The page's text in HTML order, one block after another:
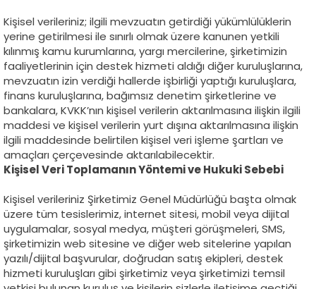
Kişisel verileriniz; ilgili mevzuatın getirdiği yükümlülüklerin
yerine getirilmesi ile sınırlı olmak üzere kanunen yetkili
kılınmış kamu kurumlarına, yargı mercilerine, şirketimizin
faaliyetlerinin için destek hizmeti aldığı diğer kuruluşlarına,
mevzuatın izin verdiği hallerde işbirliği yaptığı kuruluşlara,
finans kuruluşlarına, bağımsız denetim şirketlerine ve
bankalara, KVKK’nın kişisel verilerin aktarılmasına ilişkin ilgili
maddesi ve kişisel verilerin yurt dışına aktarılmasına ilişkin
ilgili maddesinde belirtilen kişisel veri işleme şartları ve
amaçları çerçevesinde aktarılabilecektir.
Kişisel Veri Toplamanın Yöntemi ve Hukuki Sebebi
Kişisel verileriniz Şirketimiz Genel Müdürlüğü başta olmak
üzere tüm tesislerimiz, internet sitesi, mobil veya dijital
uygulamalar, sosyal medya, müşteri görüşmeleri, SMS,
şirketimizin web sitesine ve diğer web sitelerine yapılan
yazılı/dijital başvurular, doğrudan satış ekipleri, destek
hizmeti kuruluşları gibi şirketimiz veya şirketimizi temsil